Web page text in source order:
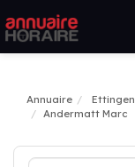
Annuaire Ettingen
Andermatt Marc